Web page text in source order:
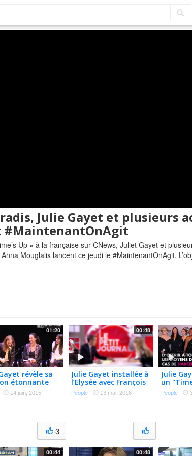
Julie Gayet et plusieurs
#MaintenantOnAgit
Up » à la française sur CNews, Juliet Gayet et
Mouglalis lancent ce jeudi le #MaintenantOnAgit.
01:20
révèle sa
étonnante
· 14 juin, 2015
3
00:48
Julie Gayet installée à
l’Elysée avec François
Hollande ? Le
quotidien du couple
People · 13 mai, 2016
Julie
un
contre
People ·
00:44 00:48